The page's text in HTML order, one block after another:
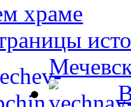
храме